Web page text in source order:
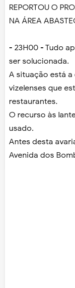
REPORTOU O
NA ÁREA
- 23H00 - Tudo
ser solucionada.
A situação está
vizelenses que
restaurantes.
O recurso às
usado.
Antes desta
Avenida dos